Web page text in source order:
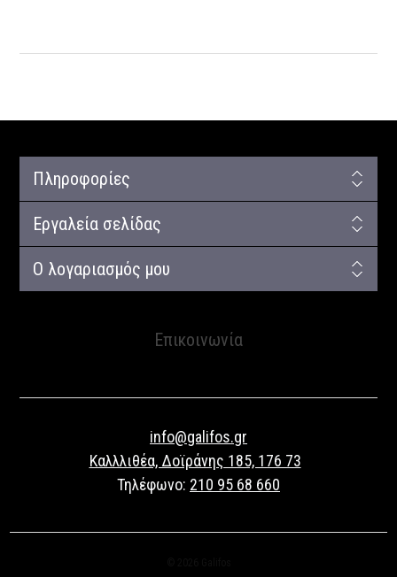
Πληροφορίες
Εργαλεία σελίδας
Ο λογαριασμός μου
Επικοινωνία
info@galifos.gr
Καλλλιθέα, Δοϊράνης 185, 176 73
Τηλέφωνο: 210 95 68 660